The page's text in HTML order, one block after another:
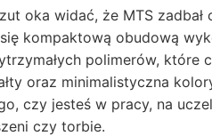
oka widać, że MTS
kompaktową obudową
polimerów, które
oraz minimalistyczna
czy jesteś w pracy, na
czy torbie.